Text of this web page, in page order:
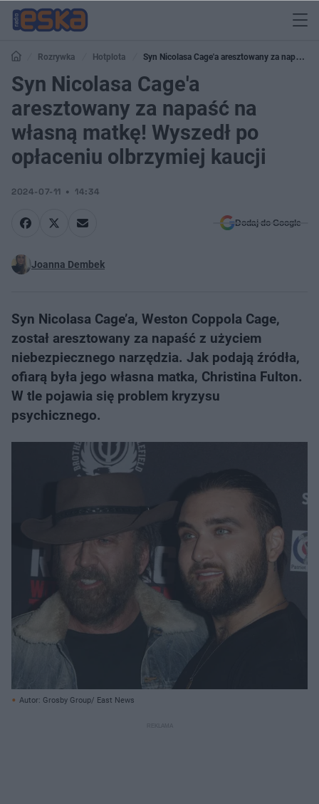
Rozrywka Hotplota
Syn Nicolasa Cage'a aresztowany za napaść
na własną matkę! Wyszedł po opłaceniu olbrzymiej kaucji
Syn Nicolasa Cage'a
aresztowany za napaść na
własną matkę! Wyszedł po
opłaceniu olbrzymiej kaucji
2024-07-11 14:34
Dodaj do Google
Joanna Dembek
Syn Nicolasa Cage’a, Weston Coppola Cage,
został aresztowany za napaść z użyciem
niebezpiecznego narzędzia. Jak podają źródła,
ofiarą była jego własna matka, Christina Fulton.
W tle pojawia się problem kryzysu
psychicznego.
Autor: Grosby Group/ East News